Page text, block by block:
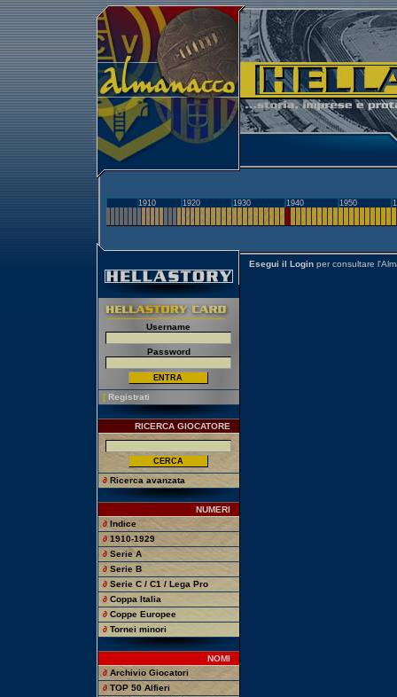
1910 1920 1930 1940 1950
Username
Password
[ Registrati
RICERCA GIOCATORE
∂ Ricerca avanzata
NUMERI
∂ Indice
∂ 1910-1929
∂ Serie A
∂ Serie B
∂ Serie C / C1 / Lega Pro
∂ Coppa Italia
∂ Coppe Europee
∂ Tornei minori
NOMI
∂ Archivio Giocatori
∂ TOP 50 Alfieri
Esegui il Login per consultare